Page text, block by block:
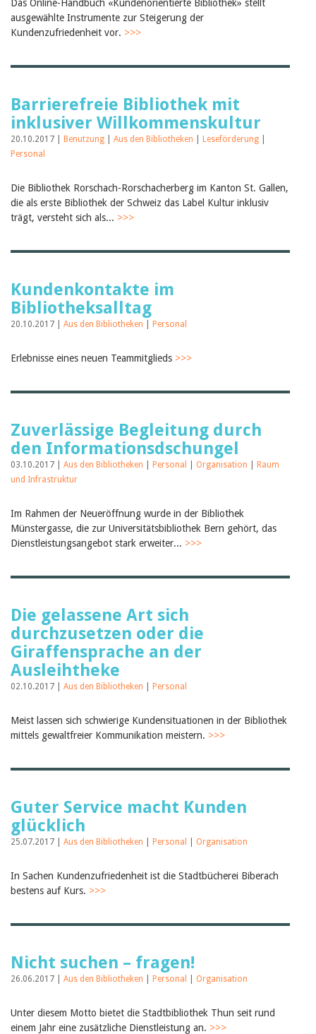
Das Online-Handbuch «Kundenorientierte Bibliothek» stellt
ausgewählte Instrumente zur Steigerung der
Kundenzufriedenheit vor. >>>
Barrierefreie Bibliothek mit
inklusiver Willkommenskultur
20.10.2017 | Benutzung Aus den Bibliotheken Leseförderung
Personal
Die Bibliothek Rorschach-Rorschacherberg im Kanton St. Gallen,
die als erste Bibliothek der Schweiz das Label Kultur inklusiv
trägt, versteht sich als... >>>
Kundenkontakte im
Bibliotheksalltag
20.10.2017 | Aus den Bibliotheken Personal
Erlebnisse eines neuen Teammitglieds >>>
Zuverlässige Begleitung durch
den Informationsdschungel
03.10.2017 | Aus den Bibliotheken Personal Organisation
Raum
und Infrastruktur
Im Rahmen der Neueröffnung wurde in der Bibliothek
Münstergasse, die zur Universitätsbibliothek Bern gehört, das
Dienstleistungsangebot stark erweiter... >>>
Die gelassene Art sich
durchzusetzen oder die
Giraffensprache an der
Ausleihtheke
02.10.2017 | Aus den Bibliotheken Personal
Meist lassen sich schwierige Kundensituationen in der Bibliothek
mittels gewaltfreier Kommunikation meistern. >>>
Guter Service macht Kunden
glücklich
25.07.2017 | Aus den Bibliotheken Personal Organisation
In Sachen Kundenzufriedenheit ist die Stadtbücherei Biberach
bestens auf Kurs. >>>
Nicht suchen – fragen!
26.06.2017 | Aus den Bibliotheken Personal Organisation
Unter diesem Motto bietet die Stadtbibliothek Thun seit rund
einem Jahr eine zusätzliche Dienstleistung an. >>>